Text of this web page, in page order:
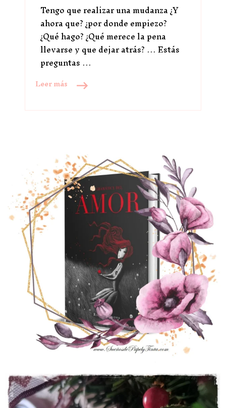
Tengo que realizar una mudanza ¿Y
ahora que? ¿por donde empiezo?
¿Qué hago? ¿Qué merece la pena
llevarse y que dejar atrás? … Estás
preguntas …
Leer más